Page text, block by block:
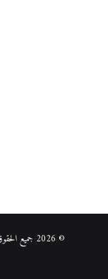
© 2026 جميع الحقوق محفوظة |